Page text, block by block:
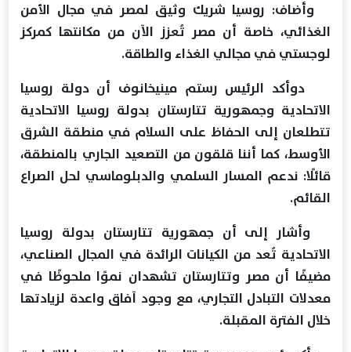
وأضاف: روسيا شريك وثيق لمصر في مجال الأمن
الغذائي، خاصة أن مصر تُعزز الآن من مكانتها كمركز
لوجستي في مجالي الغذاء والطاقة.
دوأكد الرئيس رستم مينيخانوف أن دولة روسيا
الاتحادية وجمهورية تتارستان بدولة روسيا الاتحادية
تتطلعان إلى الحفاظ على السلام في منطقة الشرق
الأوسط، كما أننا قلقون من التصعيد الجاري بالمنطقة،
قائلًا: ندعم المسار السلمي والدبلوماسي لحل الصراع
القائم.
وأشار إلى أن جمهورية تتارستان بدولة روسيا
الاتحادية تُعد من الكيانات الرائدة في المجال الصناعي،
مضيفًا أن مصر وتتارستان تشهدان نموًا ملحوظًا في
معدلات التبادل التجاري، مع وجود آفاق واعدة لزيادتها
خلال الفترة المقبلة.